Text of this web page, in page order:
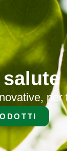
salute